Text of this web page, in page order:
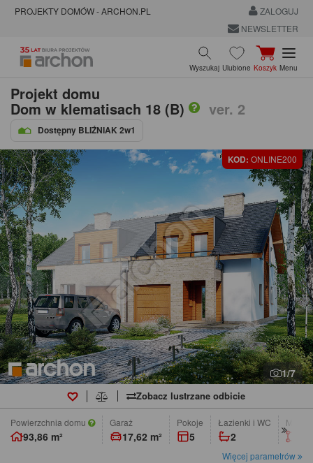
PROJEKTY DOMÓW - ARCHON.PL
ZALOGUJ
NEWSLETTER
Wyszukaj Ulubione Koszyk Menu
Projekt domu
Dom w klematisach 18 (B) ver. 2
Dostępny BLIŹNIAK 2w1
KOD: ONLINE200
1/7
Zobacz lustrzane odbicie
Powierzchnia domu
93,86 m²
Garaż
17,62 m²
pokoje
5
łazienki i WC
2
Min.
Więcej parametrów